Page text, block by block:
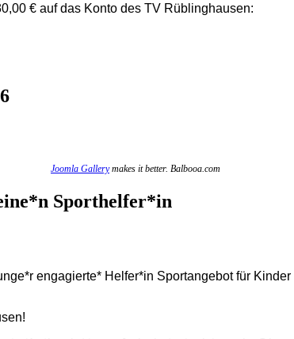
€ auf das Konto des TV Rüblinghausen:
Joomla Gallerymakes it better. Balbooa.com
Sporthelfer*in
engagierte* Helfer*in Sportangebot für